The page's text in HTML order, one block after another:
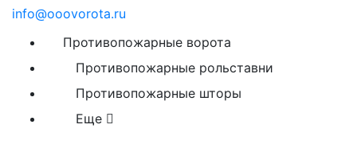
info@ooovorota.ru
Противопожарные ворота
Противопожарные рольставни
Противопожарные шторы
Еще